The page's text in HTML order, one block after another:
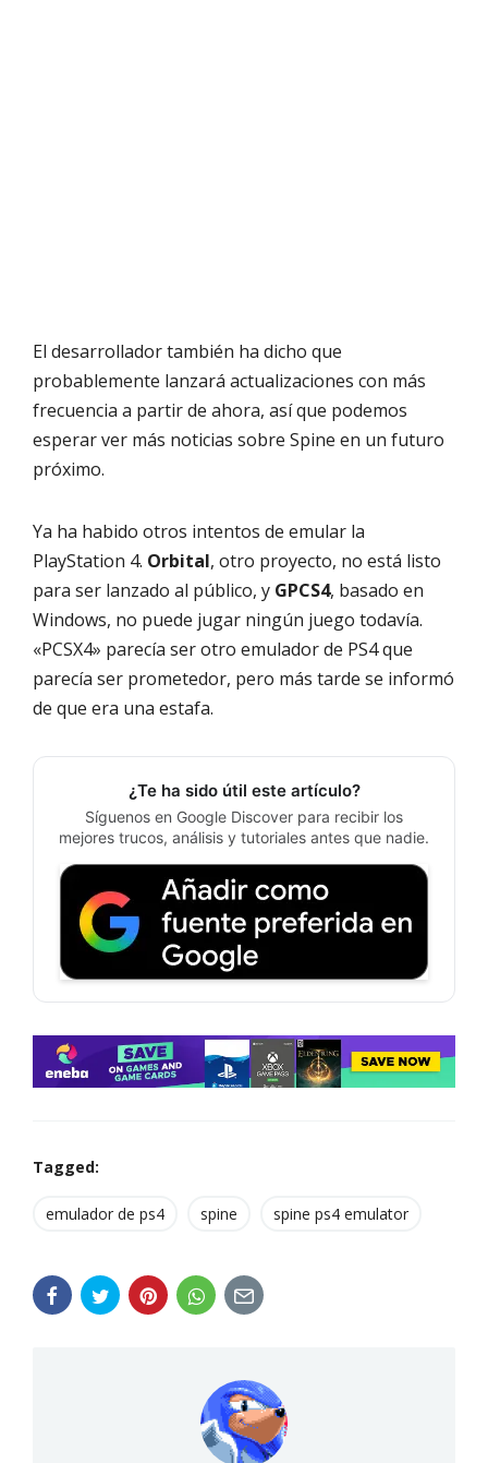
El desarrollador también ha dicho que
probablemente lanzará actualizaciones con más
frecuencia a partir de ahora, así que podemos
esperar ver más noticias sobre Spine en un futuro
próximo.
Ya ha habido otros intentos de emular la
PlayStation 4. Orbital, otro proyecto, no está listo
para ser lanzado al público, y GPCS4, basado en
Windows, no puede jugar ningún juego todavía.
«PCSX4» parecía ser otro emulador de PS4 que
parecía ser prometedor, pero más tarde se informó
de que era una estafa.
¿Te ha sido útil este artículo?
Síguenos en Google Discover para recibir los
mejores trucos, análisis y tutoriales antes que nadie.
Tagged:
emulador de ps4 spine spine ps4 emulator